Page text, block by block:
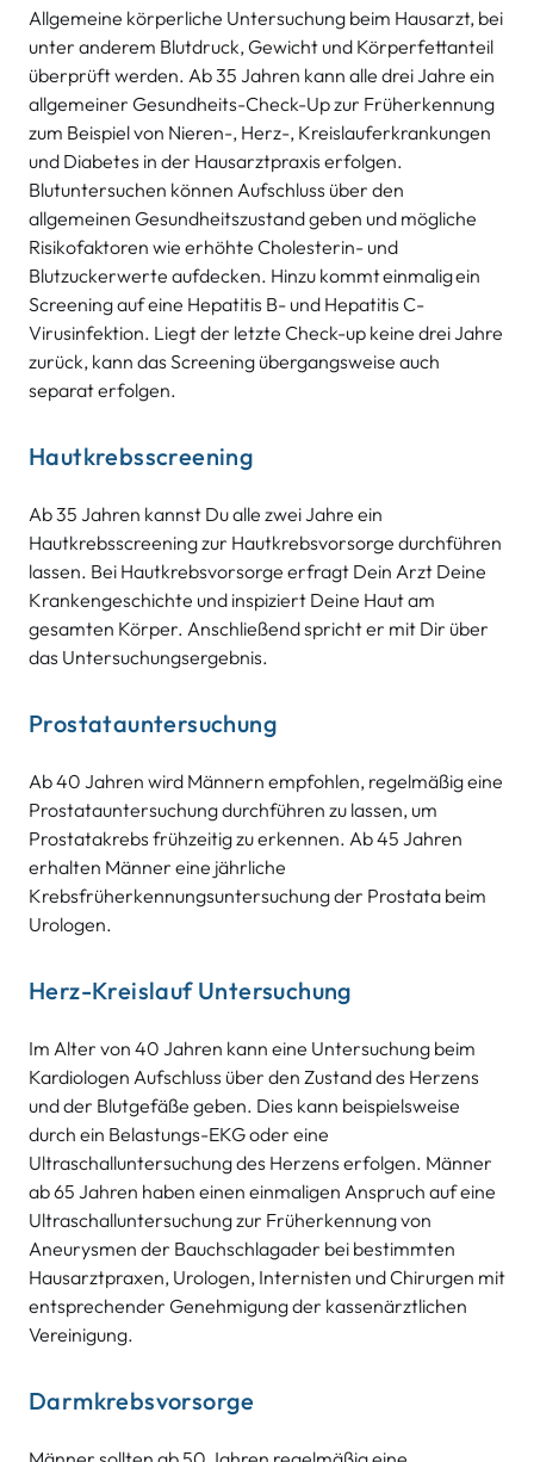
Allgemeine körperliche Untersuchung beim Hausarzt, bei
unter anderem Blutdruck, Gewicht und Körperfettanteil
überprüft werden. Ab 35 Jahren kann alle drei Jahre ein
allgemeiner Gesundheits-Check-Up zur Früherkennung
zum Beispiel von Nieren-, Herz-, Kreislauferkrankungen
und Diabetes in der Hausarztpraxis erfolgen.
Blutuntersuchen können Aufschluss über den
allgemeinen Gesundheitszustand geben und mögliche
Risikofaktoren wie erhöhte Cholesterin- und
Blutzuckerwerte aufdecken. Hinzu kommt einmalig ein
Screening auf eine Hepatitis B- und Hepatitis C-
Virusinfektion. Liegt der letzte Check-up keine drei Jahre
zurück, kann das Screening übergangsweise auch
separat erfolgen.
Hautkrebsscreening
Ab 35 Jahren kannst Du alle zwei Jahre ein
Hautkrebsscreening zur Hautkrebsvorsorge durchführen
lassen. Bei Hautkrebsvorsorge erfragt Dein Arzt Deine
Krankengeschichte und inspiziert Deine Haut am
gesamten Körper. Anschließend spricht er mit Dir über
das Untersuchungsergebnis.
Prostatauntersuchung
Ab 40 Jahren wird Männern empfohlen, regelmäßig eine
Prostatauntersuchung durchführen zu lassen, um
Prostatakrebs frühzeitig zu erkennen. Ab 45 Jahren
erhalten Männer eine jährliche
Krebsfrüherkennungsuntersuchung der Prostata beim
Urologen.
Herz-Kreislauf Untersuchung
Im Alter von 40 Jahren kann eine Untersuchung beim
Kardiologen Aufschluss über den Zustand des Herzens
und der Blutgefäße geben. Dies kann beispielsweise
durch ein Belastungs-EKG oder eine
Ultraschalluntersuchung des Herzens erfolgen. Männer
ab 65 Jahren haben einen einmaligen Anspruch auf eine
Ultraschalluntersuchung zur Früherkennung von
Aneurysmen der Bauchschlagader bei bestimmten
Hausarztpraxen, Urologen, Internisten und Chirurgen mit
entsprechender Genehmigung der kassenärztlichen
Vereinigung.
Darmkrebsvorsorge